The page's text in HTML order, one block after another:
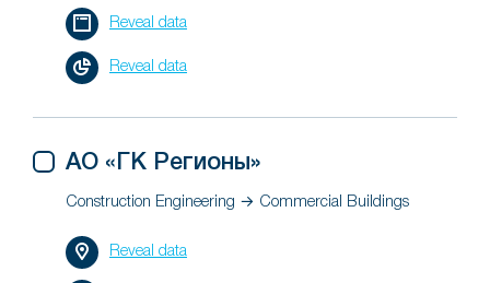
Reveal data
Reveal data
АО «ГК Регионы»
Construction Engineering → Commercial Buildings
Reveal data